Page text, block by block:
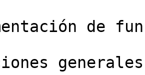
de
generales